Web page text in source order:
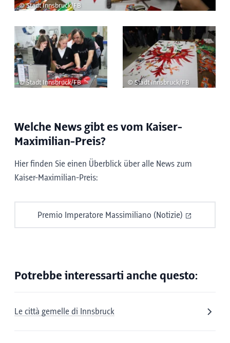
© Stadt Innsbruck/FB
© Stadt Innsbruck/FB © Stadt Innsbruck/FB
Welche News gibt es vom Kaiser-
Maximilian-Preis?
Hier finden Sie einen Überblick über alle News zum
Kaiser-Maximilian-Preis:
Premio Imperatore Massimiliano (Notizie)
Potrebbe interessarti anche questo:
Le città gemelle di Innsbruck